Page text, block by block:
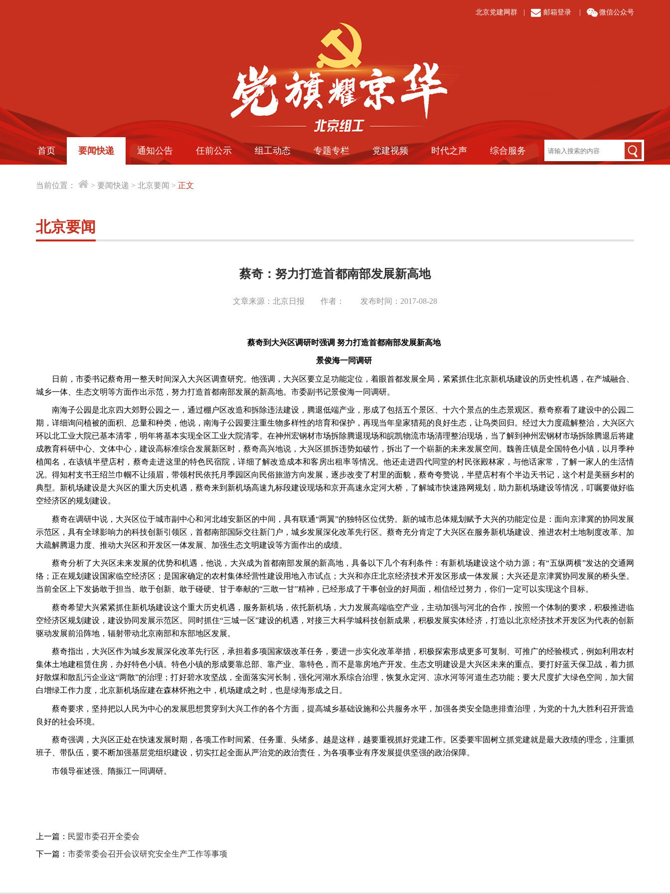
北京党建网群 邮箱登录 微信公众号
首页 要闻快递 通知公告 任前公示 组工动态 专题专栏 党建视频 时代之声 综合服务
当前位置： > 要闻快递 > 北京要闻 > 正文
北京要闻
蔡奇：努力打造首都南部发展新高地
文章来源：北京日报 作者： 发布时间：2017-08-28
蔡奇到大兴区调研时强调 努力打造首都南部发展新高地
景俊海一同调研
日前，市委书记蔡奇用一整天时间深入大兴区调查研究。他强调，大兴区要立足功能定位，着眼首都发展全局，紧紧抓住北京新机场建设的历史性机遇，在产城融合、
城乡一体、生态文明等方面作出示范，努力打造首都南部发展的新高地。市委副书记景俊海一同调研。
南海子公园是北京四大郊野公园之一，通过棚户区改造和拆除违法建设，腾退低端产业，形成了包括五个景区、十六个景点的生态景观区。蔡奇察看了建设中的公园二
期，详细询问植被的面积、总量和种类，他说，南海子公园要注重生物多样性的培育和保护，再现当年皇家猎苑的良好生态，让鸟类回归。经过大力度疏解整治，大兴区六
环以北工业大院已基本清零，明年将基本实现全区工业大院清零。在神州宏钢材市场拆除腾退现场和皖凯物流市场清理整治现场，当了解到神州宏钢材市场拆除腾退后将建
成教育科研中心、文体中心，建设高标准综合发展新区时，蔡奇高兴地说，大兴区抓拆违势如破竹，拆出了一个崭新的未来发展空间。魏善庄镇是全国特色小镇，以月季种
植闻名，在该镇半壁店村，蔡奇走进这里的特色民宿院，详细了解改造成本和客房出租率等情况。他还走进四代同堂的村民张殿林家，与他话家常，了解一家人的生活情
况。得知村支书王绍兰巾帼不让须眉，带领村民依托月季园区向民俗旅游方向发展，逐步改变了村里的面貌，蔡奇夸赞说，半壁店村有个半边天书记，这个村是美丽乡村的
典型。新机场建设是大兴区的重大历史机遇，蔡奇来到新机场高速九标段建设现场和京开高速永定河大桥，了解城市快速路网规划，助力新机场建设等情况，叮嘱要做好临
空经济区的规划建设。
蔡奇在调研中说，大兴区位于城市副中心和河北雄安新区的中间，具有联通“两翼”的独特区位优势。新的城市总体规划赋予大兴的功能定位是：面向京津冀的协同发展
示范区，具有全球影响力的科技创新引领区，首都南部国际交往新门户，城乡发展深化改革先行区。蔡奇充分肯定了大兴区在服务新机场建设、推进农村土地制度改革、加
大疏解腾退力度、推动大兴区和开发区一体发展、加强生态文明建设等方面作出的成绩。
蔡奇分析了大兴区未来发展的优势和机遇，他说，大兴成为首都南部发展的新高地，具备以下几个有利条件：有新机场建设这个动力源；有“五纵两横”发达的交通网
络；正在规划建设国家临空经济区；是国家确定的农村集体经营性建设用地入市试点；大兴和亦庄北京经济技术开发区形成一体发展；大兴还是京津冀协同发展的桥头堡。
当前全区上下发扬敢于担当、敢于创新、敢于碰硬、甘于奉献的“三敢一甘”精神，已经形成了干事创业的好局面，相信经过努力，你们一定可以实现这个目标。
蔡奇希望大兴紧紧抓住新机场建设这个重大历史机遇，服务新机场，依托新机场，大力发展高端临空产业，主动加强与河北的合作，按照一个体制的要求，积极推进临
空经济区规划建设，建设协同发展示范区。同时抓住“三城一区”建设的机遇，对接三大科学城科技创新成果，积极发展实体经济，打造以北京经济技术开发区为代表的创新
驱动发展前沿阵地，辐射带动北京南部和东部地区发展。
蔡奇指出，大兴区作为城乡发展深化改革先行区，承担着多项国家级改革任务，要进一步实化改革举措，积极探索形成更多可复制、可推广的经验模式，例如利用农村
集体土地建租赁住房，办好特色小镇。特色小镇的形成要靠总部、靠产业、靠特色，而不是靠房地产开发。生态文明建设是大兴区未来的重点。要打好蓝天保卫战，着力抓
好散煤和散乱污企业这“两散”的治理；打好碧水攻坚战，全面落实河长制，强化河湖水系综合治理，恢复永定河、凉水河等河道生态功能；要大尺度扩大绿色空间，加大留
白增绿工作力度，北京新机场应建在森林怀抱之中，机场建成之时，也是绿海形成之日。
蔡奇要求，坚持把以人民为中心的发展思想贯穿到大兴工作的各个方面，提高城乡基础设施和公共服务水平，加强各类安全隐患排查治理，为党的十九大胜利召开营造
良好的社会环境。
蔡奇强调，大兴区正处在快速发展时期，各项工作时间紧、任务重、头绪多。越是这样，越要重视抓好党建工作。区委要牢固树立抓党建就是最大政绩的理念，注重抓
班子、带队伍，要不断加强基层党组织建设，切实扛起全面从严治党的政治责任，为各项事业有序发展提供坚强的政治保障。
市领导崔述强、隋振江一同调研。
上一篇： 民盟市委召开全委会
下一篇： 市委常委会召开会议研究安全生产工作等事项